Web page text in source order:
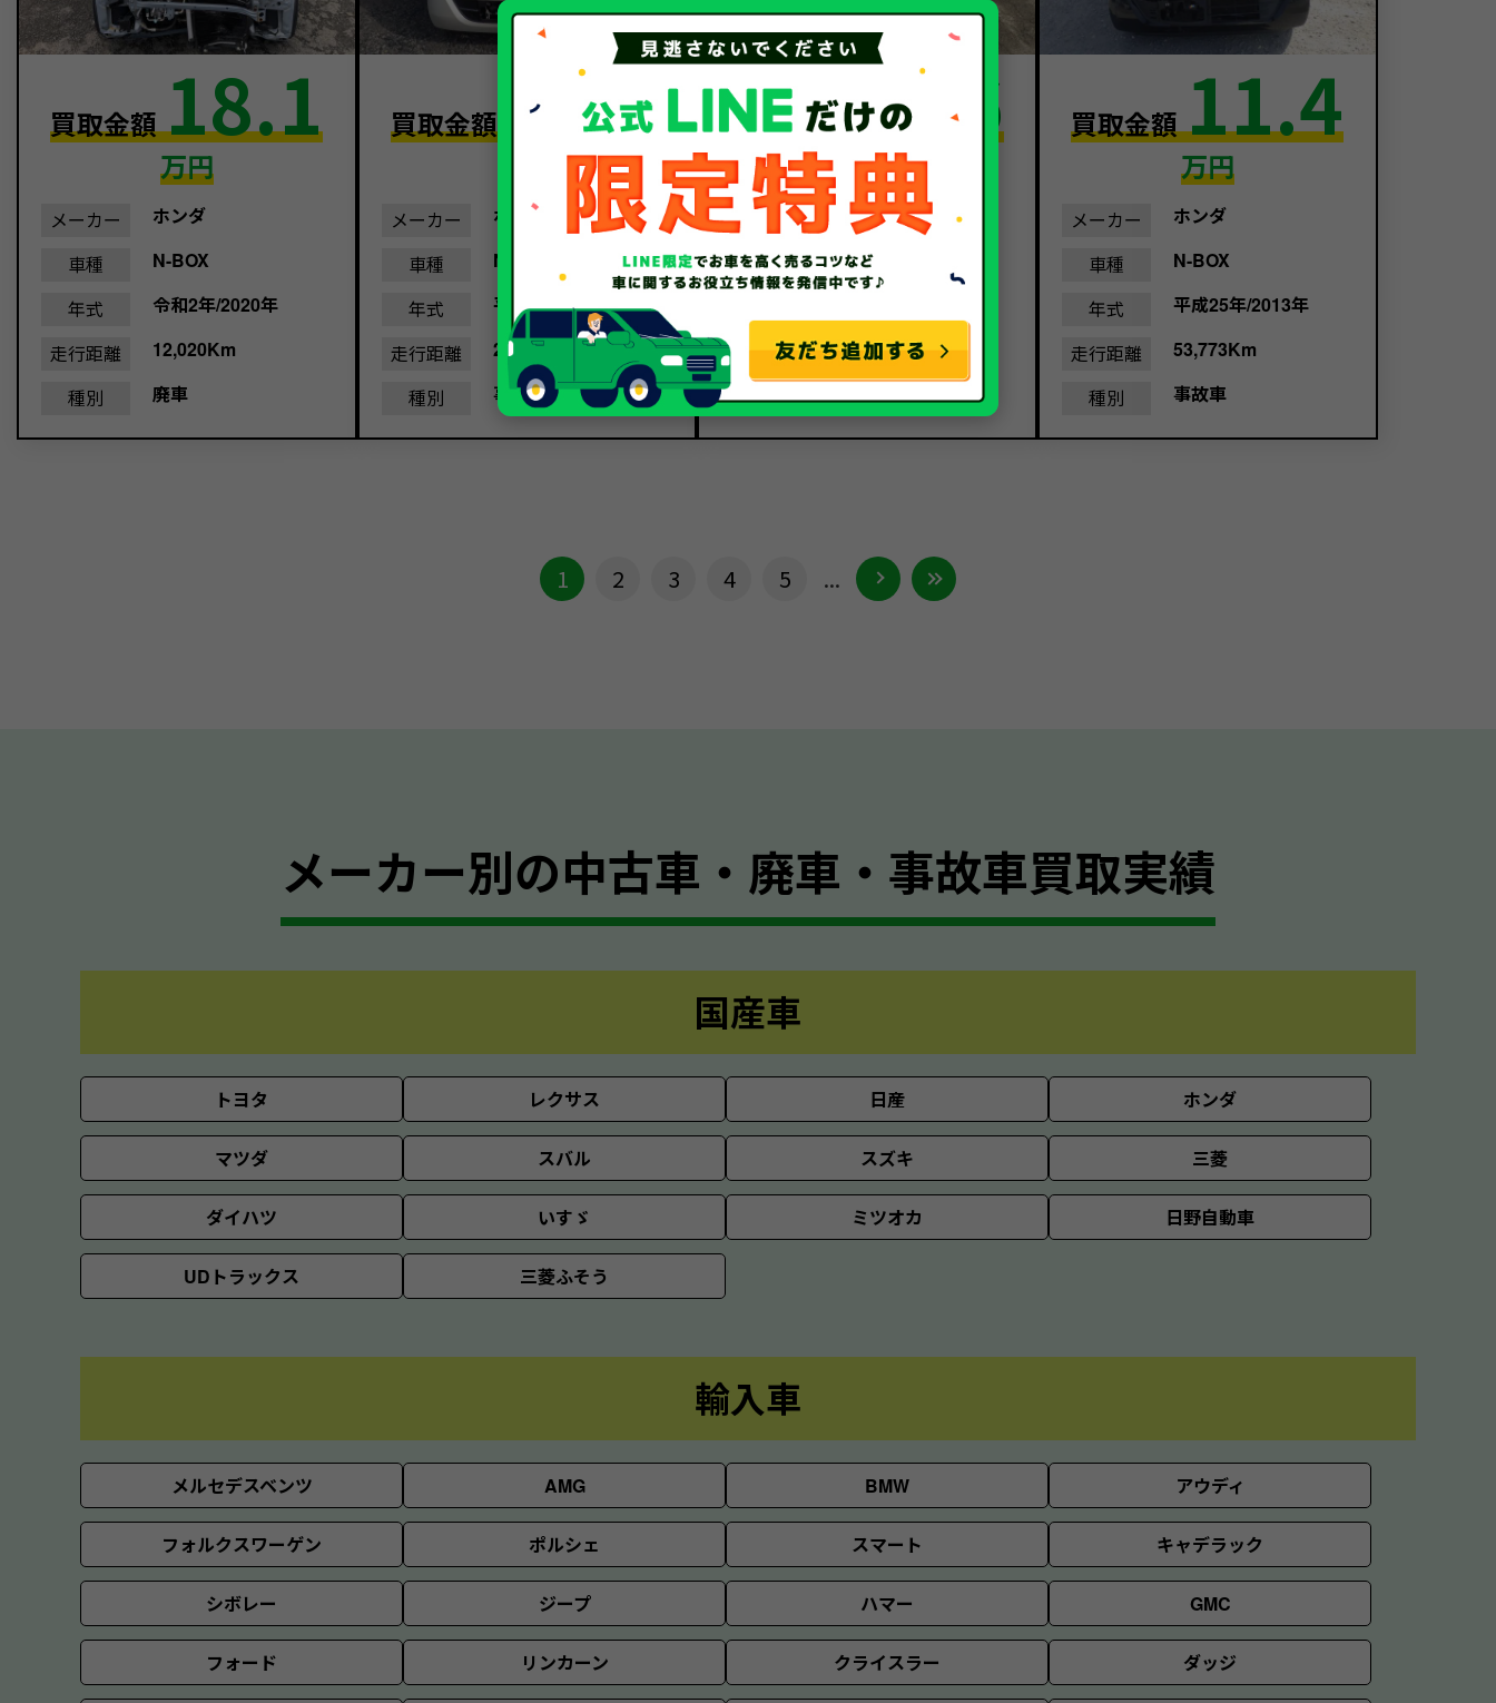
買取金額18.1
万円
メーカー
ホンダ
車種
N-BOX
年式
令和2年/2020年
走行距離
12,020Km
種別
廃車
買取金額 24.7
メーカー
ホンダ
車種
N-BOX
年式
平成29年/2017年
走行距離
21,823Km
種別
事故車
買取金額10.6
万円
メーカー
ホンダ
車種
N-BOX
走行距離
66,549Km
種別
事故車
買取金額11.4
万円
メーカー
ホンダ
車種
N-BOX
年式
平成25年/2013年
走行距離
53,773Km
種別
事故車
1 2 3 4 5 ...
メーカー別の中古車・廃車・事故車買取実績
国産車
トヨタ レクサス 日産 ホンダ
マツダ スバル スズキ 三菱
ダイハツ いすゞ ミツオカ 日野自動車
UDトラックス 三菱ふそう
輸入車
メルセデスベンツ AMG BMW アウディ
フォルクスワーゲン ポルシェ スマート キャデラック
シボレー ジープ ハマー GMC
フォード リンカーン クライスラー ダッジ